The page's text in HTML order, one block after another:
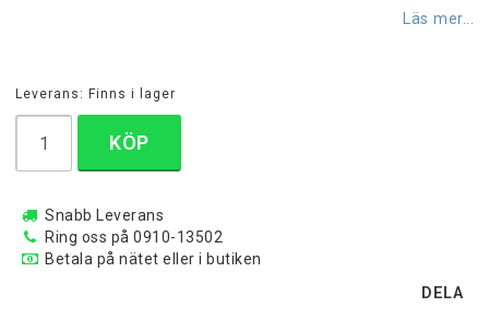
Läs mer...
Leverans: Finns i lager
KÖP
Snabb Leverans
Ring oss på 0910-13502
Betala på nätet eller i butiken
DELA